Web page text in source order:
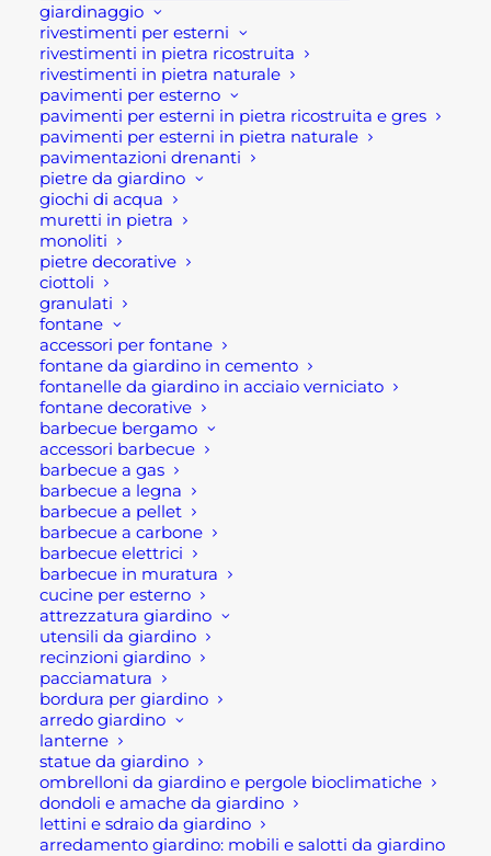
giardinaggio
rivestimenti per esterni
rivestimenti in pietra ricostruita
rivestimenti in pietra naturale
pavimenti per esterno
pavimenti per esterni in pietra ricostruita e gres
pavimenti per esterni in pietra naturale
pavimentazioni drenanti
pietre da giardino
giochi di acqua
muretti in pietra
monoliti
pietre decorative
ciottoli
granulati
fontane
accessori per fontane
fontane da giardino in cemento
fontanelle da giardino in acciaio verniciato
fontane decorative
barbecue bergamo
accessori barbecue
barbecue a gas
barbecue a legna
barbecue a pellet
barbecue a carbone
barbecue elettrici
barbecue in muratura
cucine per esterno
attrezzatura giardino
utensili da giardino
recinzioni giardino
pacciamatura
bordura per giardino
arredo giardino
lanterne
statue da giardino
ombrelloni da giardino e pergole bioclimatiche
dondoli e amache da giardino
lettini e sdraio da giardino
arredamento giardino: mobili e salotti da giardino
Punto vendita di Brembate di Sopra
Chiuso dal 13 al 18 agosto 2026
(compresi). Riapertura: mercoledì 19
agosto 2026
Vi invitiamo a programmare per tempo i
vostri acquisti, così da avere a
disposizione tutto il necessario per i
vostri lavori e i vostri progetti.
Spedizioni online
nel mese di agosto
Ricordiamo inoltre che durante il mese
diagostoil servizio di spedizione degli
ordini effettuati sul nostro sito potrebbe
subire un leggero rallentamento a causa
delle chiusure estive dei corrieri e di
alcuni fornitori. Il nostro staff farà
comunque il possibile per evadere ogni
ordine nel minor tempo possibile,
mantenendovi sempre aggiornati sullo
stato della spedizione.
Sempre al vostro
fianco per ogni
progetto